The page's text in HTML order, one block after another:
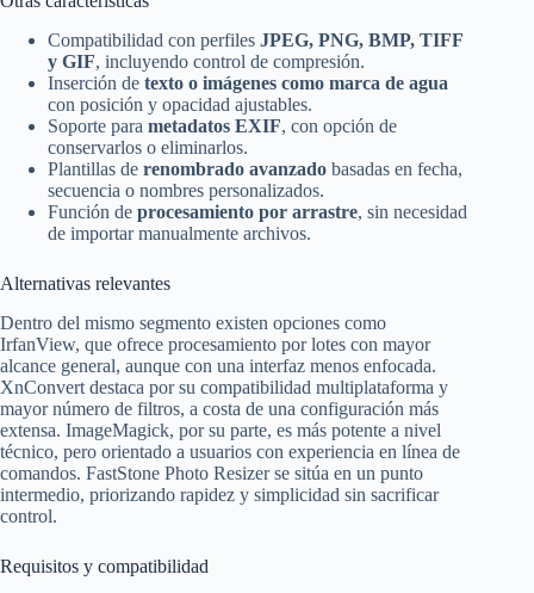
Compatibilidad con perfiles JPEG, PNG, BMP, TIFF
y GIF, incluyendo control de compresión.
Inserción de texto o imágenes como marca de agua
con posición y opacidad ajustables.
Soporte para metadatos EXIF, con opción de
conservarlos o eliminarlos.
Plantillas de renombrado avanzado basadas en fecha,
secuencia o nombres personalizados.
Función de procesamiento por arrastre, sin necesidad
de importar manualmente archivos.
Alternativas relevantes
Dentro del mismo segmento existen opciones como
IrfanView, que ofrece procesamiento por lotes con mayor
alcance general, aunque con una interfaz menos enfocada.
XnConvert destaca por su compatibilidad multiplataforma y
mayor número de filtros, a costa de una configuración más
extensa. ImageMagick, por su parte, es más potente a nivel
técnico, pero orientado a usuarios con experiencia en línea de
comandos. FastStone Photo Resizer se sitúa en un punto
intermedio, priorizando rapidez y simplicidad sin sacrificar
control.
Requisitos y compatibilidad